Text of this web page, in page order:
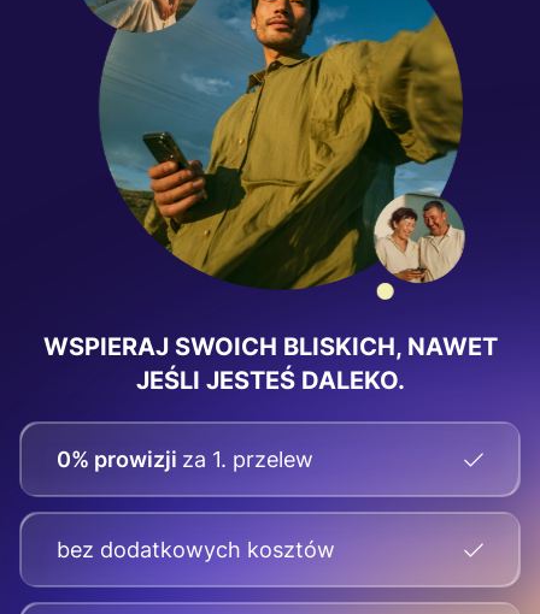
WSPIERAJ SWOICH BLISKICH, NAWET
JEŚLI JESTEŚ DALEKO.
0% prowizji za 1. przelew
bez dodatkowych kosztów